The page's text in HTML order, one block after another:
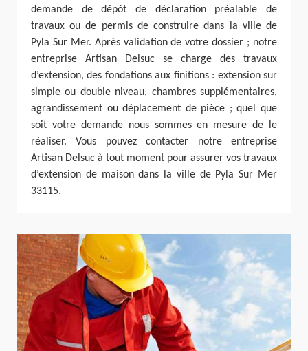
demande de dépôt de déclaration préalable de
travaux ou de permis de construire dans la ville de
Pyla Sur Mer. Après validation de votre dossier ; notre
entreprise Artisan Delsuc se charge des travaux
d’extension, des fondations aux finitions : extension sur
simple ou double niveau, chambres supplémentaires,
agrandissement ou déplacement de pièce ; quel que
soit votre demande nous sommes en mesure de le
réaliser. Vous pouvez contacter notre entreprise
Artisan Delsuc à tout moment pour assurer vos travaux
d’extension de maison dans la ville de Pyla Sur Mer
33115.